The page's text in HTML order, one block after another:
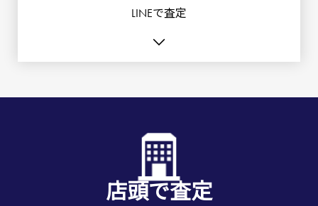
LINEで査定
店頭で査定